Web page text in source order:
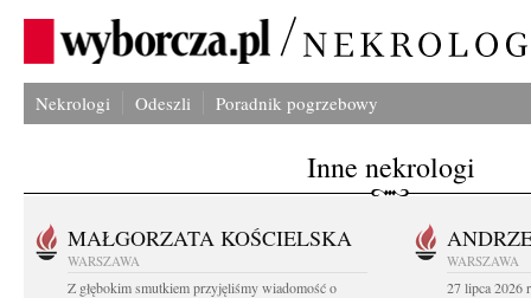
Nekrologi Odeszli Poradnik pogrzebowy
Inne nekrologi
MAŁGORZATA KOŚCIELSKA
WARSZAWA
Z głębokim smutkiem przyjęliśmy wiadomość o
WARSZAWA
27 lipca 2026